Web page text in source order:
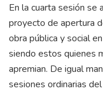
En la cuarta sesión se
proyecto de apertura
obra pública y social
siendo estos quienes
apremian. De igual
sesiones ordinarias